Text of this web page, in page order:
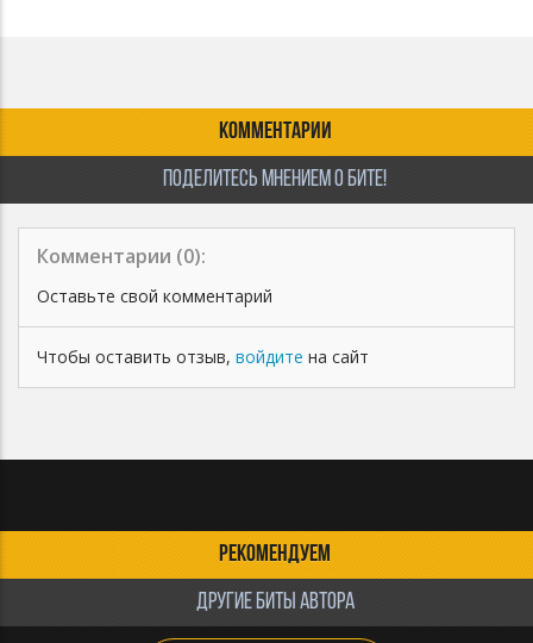
КОММЕНТАРИИ
ПОДЕЛИТЕСЬ МНЕНИЕМ О БИТЕ!
Комментарии (0):
Оставьте свой комментарий
Чтобы оставить отзыв, войдите на сайт
РЕКОМЕНДУЕМ
ДРУГИЕ БИТЫ АВТОРА